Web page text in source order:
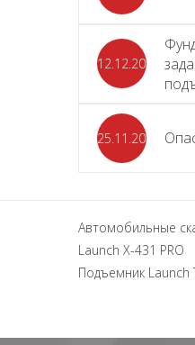
12.12.2023
25.11.2023
Автомобильные
Launch X-431 PRO
Подъемник Launch